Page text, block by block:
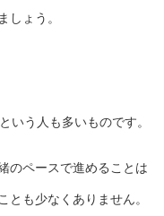
しょう。
いう人も多いものです。
のペースで進めることは
とも少なくありません。